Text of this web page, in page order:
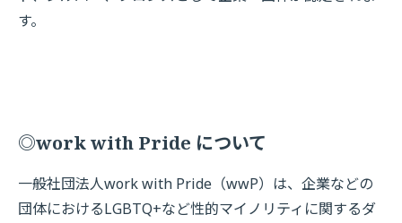
す。
◎work with Pride について
一般社団法人work with Pride（wwP）は、企業などの
団体におけるLGBTQ+など性的マイノリティに関するダ